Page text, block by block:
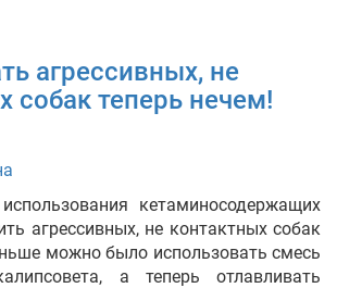
агрессивных, не
собак теперь нечем!
кетаминосодержащих
агрессивных, не контактных собак
можно было использовать смесь
а теперь отлавливать